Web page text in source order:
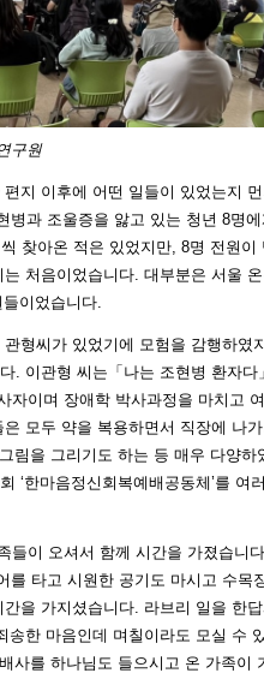
구원
지 이후에 어떤 일들이 있었는지
병과 조울증을 앓고 있는 청년 8명
찾아온 적은 있었지만, 8명 전원이
처음이었습니다. 대부분은 서울
이었습니다.
형씨가 있었기에 모험을 감행하였
. 이관형 씨는「나는 조현병 환자다
자이며 장애학 박사과정을 마치고
모두 약을 복용하면서 직장에 나
림을 그리기도 하는 등 매우 다양하
‘한마음정신회복예배공동체’를 여
들이 오셔서 함께 시간을 가졌습니
를 타고 시원한 공기도 마시고 수목
을 가지셨습니다. 라브리 일을 한
송한 마음인데 며칠이라도 모실 수
사를 하나님도 들으시고 온 가족이